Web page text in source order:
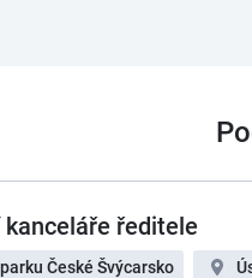
ředitele
České Švýcarsko